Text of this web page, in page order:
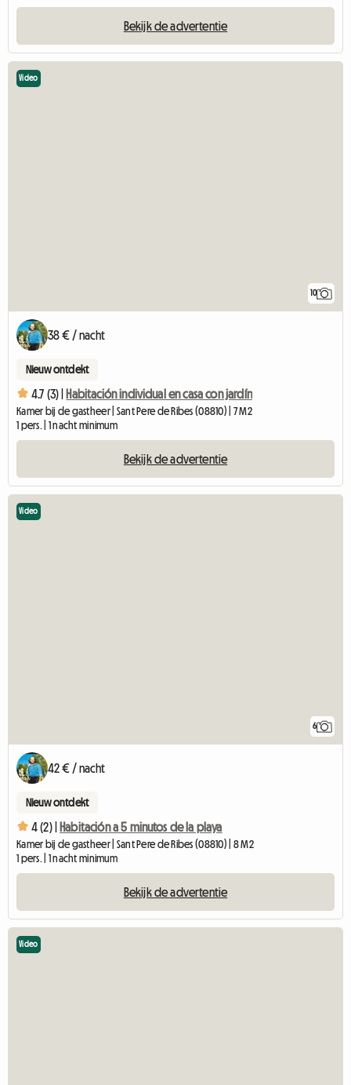
Bekijk de advertentie
10
Video
38 € / nacht
Nieuw ontdekt
4.7 (3) | Habitación individual en casa con jardín
Kamer bij de gastheer | Sant Pere de Ribes (08810) | 7 M2
1 pers. | 1 nacht minimum
Bekijk de advertentie
6
Video
42 € / nacht
Nieuw ontdekt
4 (2) | Habitación a 5 minutos de la playa
Kamer bij de gastheer | Sant Pere de Ribes (08810) | 8 M2
1 pers. | 1 nacht minimum
Bekijk de advertentie
Video